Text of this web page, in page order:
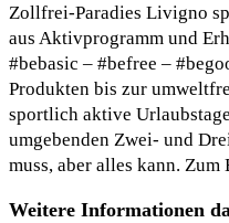
Zollfrei-Paradies Livigno
aus Aktivprogramm und
#bebasic – #befree –
Produkten bis zur
sportlich aktive
umgebenden Zwei- und
muss, aber alles kann.
Weitere Informationen